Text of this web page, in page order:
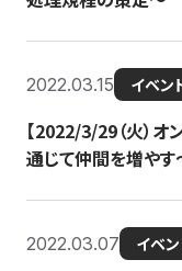
2022.03.15 イベン
【2022/3/29（火）オ
通じて仲間を増や
2022.03.07 イベン